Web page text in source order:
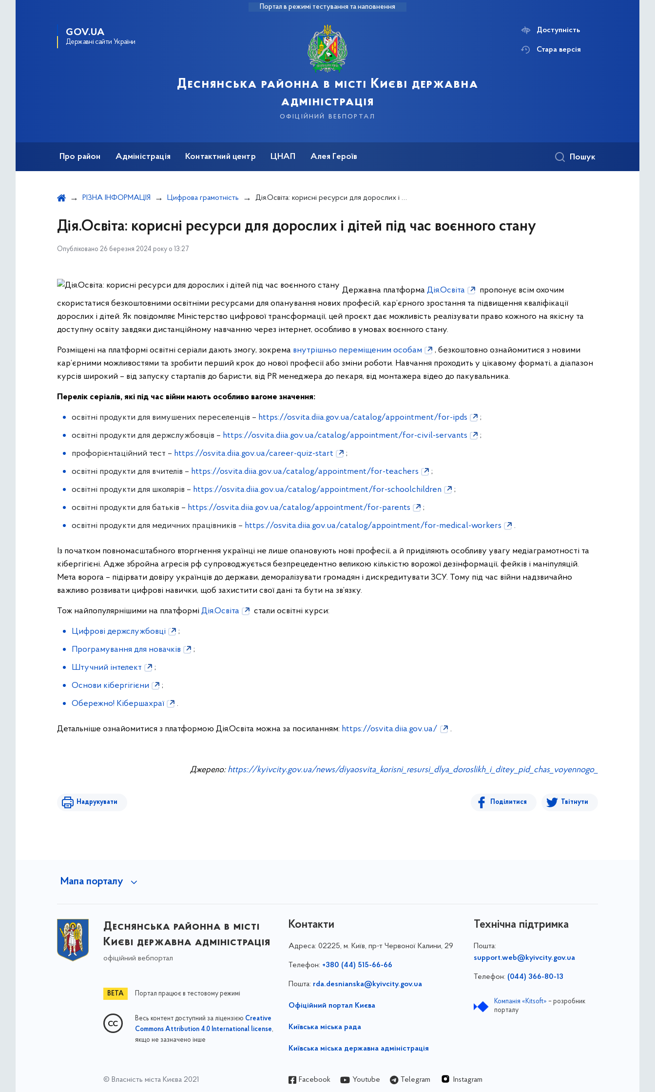
Портал в режимі тестування та наповнення
GOV.UA
Державні сайти України
Деснянська районна в місті Києві державна
адміністрація
офіційний вебпортал
Доступність
Стара версія
Про район Адміністрація Контактний центр ЦНАП Алея Героїв Пошук
РІЗНА ІНФОРМАЦІЯ Цифрова грамотність Дія.Освіта: корисні ресурси для дорослих і дітей під час воєнного стану
Дія.Освіта: корисні ресурси для дорослих і дітей під час воєнного стану
Опубліковано 26 березня 2024 року о 13:27
Державна платформа Дія.Освіта
пропонує всім охочим
скористатися безкоштовними освітніми ресурсами для опанування нових професій, кар’єрного зростання та підвищення кваліфікації
дорослих і дітей. Як повідомляє Міністерство цифрової трансформації, цей проєкт дає можливість реалізувати право кожного на якісну та
доступну освіту завдяки дистанційному навчанню через інтернет, особливо в умовах воєнного стану.
Розміщені на платформі освітні серіали дають змогу, зокрема внутрішньо переміщеним особам
, безкоштовно ознайомитися з новими
кар’єрними можливостями та зробити перший крок до нової професії або зміни роботи. Навчання проходить у цікавому форматі, а діапазон
курсів широкий – від запуску стартапів до баристи, від PR менеджера до пекаря, від монтажера відео до пакувальника.
Перелік серіалів, які під час війни мають особливо вагоме значення:
освітні продукти для вимушених переселенців – https://osvita.diia.gov.ua/catalog/appointment/for-ipds
;
освітні продукти для держслужбовців – https://osvita.diia.gov.ua/catalog/appointment/for-civil-servants
;
профорієнтаційний тест – https://osvita.diia.gov.ua/career-quiz-start
;
освітні продукти для вчителів – https://osvita.diia.gov.ua/catalog/appointment/for-teachers
;
освітні продукти для школярів – https://osvita.diia.gov.ua/catalog/appointment/for-schoolchildren
;
освітні продукти для батьків – https://osvita.diia.gov.ua/catalog/appointment/for-parents
;
освітні продукти для медичних працівників – https://osvita.diia.gov.ua/catalog/appointment/for-medical-workers .
Із початком повномасштабного вторгнення українці не лише опановують нові професії, а й приділяють особливу увагу медіаграмотності та
кібергігієні. Адже збройна агресія рф супроводжується безпрецедентно великою кількістю ворожої дезінформації, фейків і маніпуляцій.
Мета ворога – підірвати довіру українців до держави, деморалізувати громадян і дискредитувати ЗСУ. Тому під час війни надзвичайно
важливо розвивати цифрові навички, щоб захистити свої дані та бути на зв’язку.
Тож найпопулярнішими на платформі Дія.Освіта стали освітні курси:
Цифрові держслужбовці
;
Програмування для новачків
;
Штучний інтелект
;
Основи кібергігієни
;
Обережно! Кібершахраї
.
Детальніше ознайомитися з платформою Дія.Освіта можна за посиланням: https://osvita.diia.gov.ua/ .
Джерело: https://kyivcity.gov.ua/news/diyaosvita_korisni_resursi_dlya_doroslikh_i_ditey_pid_chas_voyennogo_
Надрукувати Поділитися Твітнути
Мапа порталу
Деснянська районна в місті
Києві державна адміністрація
офіційний вебпортал
Портал працює в тестовому режимі
Весь контент доступний за ліцензією Creative
Commons Attribution 4.0 International license,
якщо не зазначено інше
Контакти
Адреса: 02225, м. Київ, пр-т Червоної Калини, 29
Телефон: +380 (44) 515-66-66
Пошта: rda.desnianska@kyivcity.gov.ua
Офіційний портал Києва
Київська міська рада
Київська міська державна адміністрація
Технічна підтримка
Пошта:
support.web@kyivcity.gov.ua
Телефон: (044) 366-80-13
Компанія «Kitsoft» – розробник
порталу
© Власність міста Києва 2021 Facebook Youtube Telegram Instagram